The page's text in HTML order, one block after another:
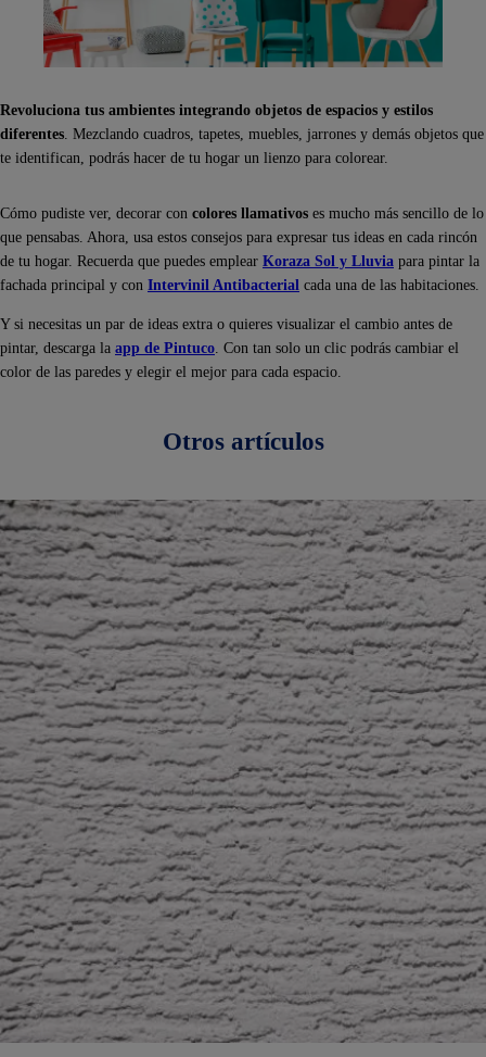
Revoluciona tus ambientes integrando objetos de espacios y estilos
diferentes . Mezclando cuadros, tapetes, muebles, jarrones y demás objetos que
te identifican, podrás hacer de tu hogar un lienzo para colorear.
Cómo pudiste ver, decorar con colores llamativos es mucho más sencillo de lo
que pensabas. Ahora, usa estos consejos para expresar tus ideas en cada rincón
de tu hogar. Recuerda que puedes emplear Koraza Sol y Lluvia para pintar la
fachada principal y con Intervinil Antibacterial cada una de las habitaciones.
Y si necesitas un par de ideas extra o quieres visualizar el cambio antes de
pintar, descarga la app de Pintuco . Con tan solo un clic podrás cambiar el
color de las paredes y elegir el mejor para cada espacio.
Otros artículos